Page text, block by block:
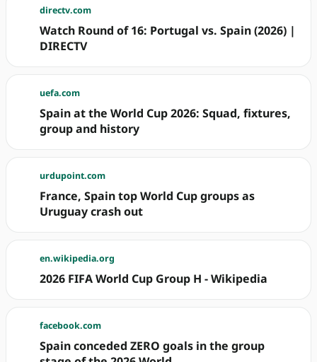
directv.com
Watch Round of 16: Portugal vs. Spain (2026) |
DIRECTV
uefa.com
Spain at the World Cup 2026: Squad, fixtures,
group and history
urdupoint.com
France, Spain top World Cup groups as
Uruguay crash out
en.wikipedia.org
2026 FIFA World Cup Group H - Wikipedia
facebook.com
Spain conceded ZERO goals in the group